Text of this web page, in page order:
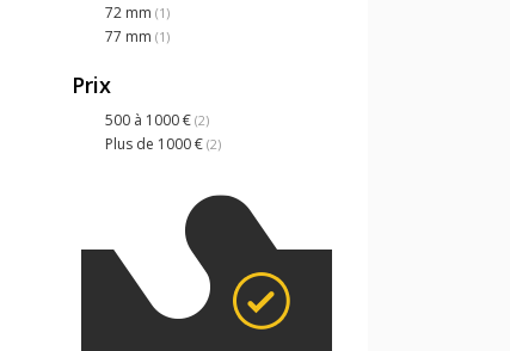
72 mm (1)
77 mm (1)
Prix
500 à 1000 € (2)
Plus de 1000 € (2)